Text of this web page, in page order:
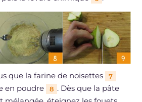
que la farine de noisettes 7
en poudre 8 . Dès que la pâte